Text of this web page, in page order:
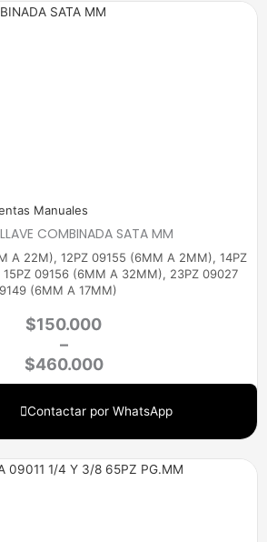
Manuales
COMBINADA SATA MM
A 22M), 12PZ 09155 (6MM A 2MM), 14PZ
09156 (6MM A 32MM), 23PZ 09027
(6MM A 17MM)
$150.000
–
$460.000
Price
Contactar por WhatsApp